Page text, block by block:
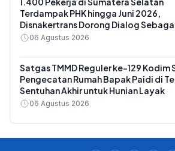
Terdampak PHK hingga Juni 2026,
Disnakertrans Dorong Dialog
Utama
06 Agustus 2026
Satgas TMMD Reguler ke-129 Kodim
Pengecatan Rumah Bapak Paidi di
Sentuhan Akhir untuk Hunian Layak
06 Agustus 2026